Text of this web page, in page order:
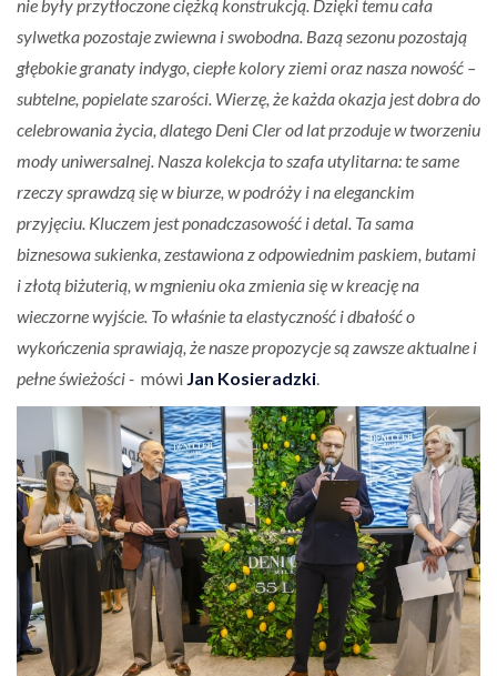
nie były przytłoczone ciężką konstrukcją. Dzięki temu cała
sylwetka pozostaje zwiewna i swobodna. Bazą sezonu pozostają
głębokie granaty indygo, ciepłe kolory ziemi oraz nasza nowość –
subtelne, popielate szarości. Wierzę, że każda okazja jest dobra do
celebrowania życia, dlatego Deni Cler od lat przoduje w tworzeniu
mody uniwersalnej. Nasza kolekcja to szafa utylitarna: te same
rzeczy sprawdzą się w biurze, w podróży i na eleganckim
przyjęciu. Kluczem jest ponadczasowość i detal. Ta sama
biznesowa sukienka, zestawiona z odpowiednim paskiem, butami
i złotą biżuterią, w mgnieniu oka zmienia się w kreację na
wieczorne wyjście. To właśnie ta elastyczność i dbałość o
wykończenia sprawiają, że nasze propozycje są zawsze aktualne i
pełne świeżości - mówi Jan Kosieradzki.